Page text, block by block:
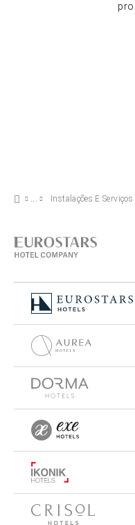
Instalações E Serviços